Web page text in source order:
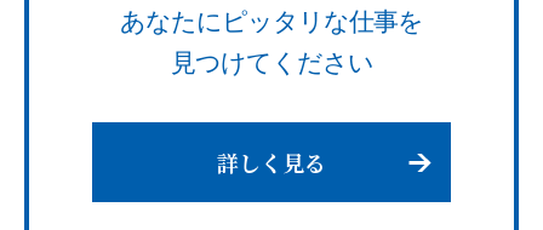
あなたにピッタリな仕事を
見つけてください
詳しく見る